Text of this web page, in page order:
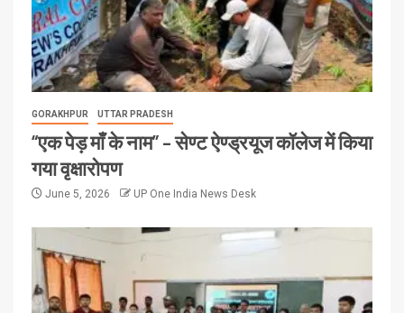
GORAKHPUR UTTAR PRADESH
“एक पेड़ माँ के नाम” – सेण्ट ऐण्ड्रयूज कॉलेज में किया
गया वृक्षारोपण
June 5, 2026 UP One India News Desk